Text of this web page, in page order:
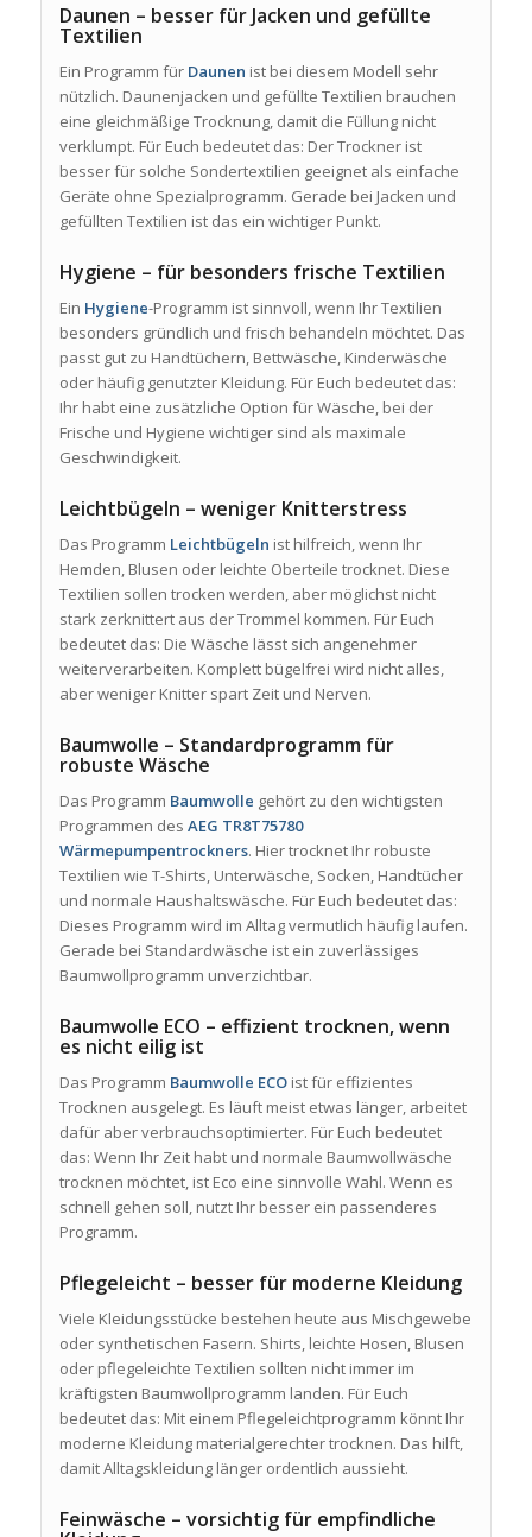
Daunen – besser für Jacken und gefüllte
Textilien
Ein Programm für Daunen ist bei diesem Modell sehr
nützlich. Daunenjacken und gefüllte Textilien brauchen
eine gleichmäßige Trocknung, damit die Füllung nicht
verklumpt. Für Euch bedeutet das: Der Trockner ist
besser für solche Sondertextilien geeignet als einfache
Geräte ohne Spezialprogramm. Gerade bei Jacken und
gefüllten Textilien ist das ein wichtiger Punkt.
Hygiene – für besonders frische Textilien
Ein Hygiene-Programm ist sinnvoll, wenn Ihr Textilien
besonders gründlich und frisch behandeln möchtet. Das
passt gut zu Handtüchern, Bettwäsche, Kinderwäsche
oder häufig genutzter Kleidung. Für Euch bedeutet das:
Ihr habt eine zusätzliche Option für Wäsche, bei der
Frische und Hygiene wichtiger sind als maximale
Geschwindigkeit.
Leichtbügeln – weniger Knitterstress
Das Programm Leichtbügeln ist hilfreich, wenn Ihr
Hemden, Blusen oder leichte Oberteile trocknet. Diese
Textilien sollen trocken werden, aber möglichst nicht
stark zerknittert aus der Trommel kommen. Für Euch
bedeutet das: Die Wäsche lässt sich angenehmer
weiterverarbeiten. Komplett bügelfrei wird nicht alles,
aber weniger Knitter spart Zeit und Nerven.
Baumwolle – Standardprogramm für
robuste Wäsche
Das Programm Baumwolle gehört zu den wichtigsten
Programmen des AEG TR8T75780
Wärmepumpentrockners. Hier trocknet Ihr robuste
Textilien wie T-Shirts, Unterwäsche, Socken, Handtücher
und normale Haushaltswäsche. Für Euch bedeutet das:
Dieses Programm wird im Alltag vermutlich häufig laufen.
Gerade bei Standardwäsche ist ein zuverlässiges
Baumwollprogramm unverzichtbar.
Baumwolle ECO – effizient trocknen, wenn
es nicht eilig ist
Das Programm Baumwolle ECOist für effizientes
Trocknen ausgelegt. Es läuft meist etwas länger, arbeitet
dafür aber verbrauchsoptimierter. Für Euch bedeutet
das: Wenn Ihr Zeit habt und normale Baumwollwäsche
trocknen möchtet, ist Eco eine sinnvolle Wahl. Wenn es
schnell gehen soll, nutzt Ihr besser ein passenderes
Programm.
Pflegeleicht – besser für moderne Kleidung
Viele Kleidungsstücke bestehen heute aus Mischgewebe
oder synthetischen Fasern. Shirts, leichte Hosen, Blusen
oder pflegeleichte Textilien sollten nicht immer im
kräftigsten Baumwollprogramm landen. Für Euch
bedeutet das: Mit einem Pflegeleichtprogramm könnt Ihr
moderne Kleidung materialgerechter trocknen. Das hilft,
damit Alltagskleidung länger ordentlich aussieht.
Feinwäsche – vorsichtig für empfindliche